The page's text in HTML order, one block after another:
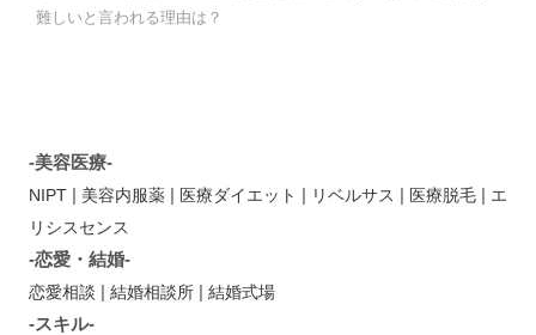
難しいと言われる理由は？
-美容医療-
NIPT | 美容内服薬 | 医療ダイエット | リベルサス | 医療脱毛 | エ
リシスセンス
-恋愛・結婚-
恋愛相談 | 結婚相談所 | 結婚式場
-スキル-